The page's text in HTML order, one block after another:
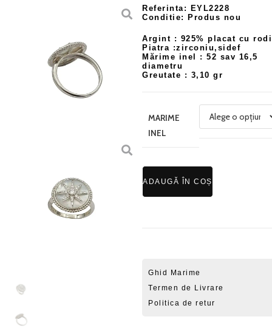
Referinta: EYL2228
Conditie: Produs nou
Argint : 925% placat cu
Piatra :zirconiu,sidef
Mărime inel : 52 sav 16,5
diametru
Greutate : 3,10 gr
MARIME
INEL
ADAUGĂ ÎN COȘ
Ghid Marime
Termen de Livrare
Politica de retur